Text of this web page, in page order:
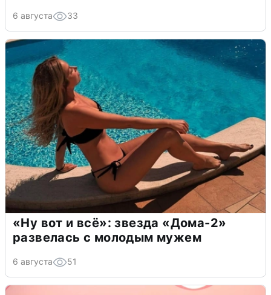
6 августа 33
«Ну вот и всё»: звезда «Дома-2»
развелась с молодым мужем
6 августа 51